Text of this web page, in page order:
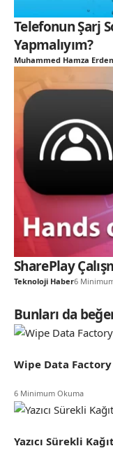
Telefonun Şarj
Yapmalıyım?
Muhammed Hamza
SharePlay
Teknoloji Haber6
Bunları da
Wipe Data
6 Minimum Okuma
Yazıcı Sürekli